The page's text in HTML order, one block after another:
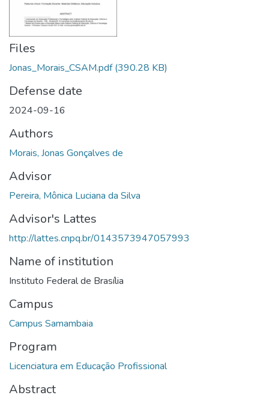
Files
Jonas_Morais_CSAM.pdf(390.28 KB)
Defense date
2024-09-16
Authors
Morais, Jonas Gonçalves de
Advisor
Pereira, Mônica Luciana da Silva
Advisor's Lattes
http://lattes.cnpq.br/0143573947057993
Name of institution
Instituto Federal de Brasília
Campus
Campus Samambaia
Program
Licenciatura em Educação Profissional
Abstract